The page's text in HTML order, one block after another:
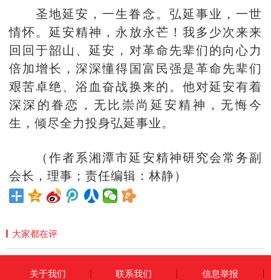
圣地延安，一生眷念。弘延事业，一世
情怀。延安精神，永放永芒！我多少次来来
回回于韶山、延安，对革命先辈们的向心力
倍加增长，深深懂得国富民强是革命先辈们
艰苦卓绝、浴血奋战换来的。他对延安有着
深深的眷恋，无比崇尚延安精神，无悔今
生，倾尽全力投身弘延事业。
（作者系湘潭市延安精神研究会常务副
会长，理事；责任编辑：林静）
大家都在评
关于我们 联系我们 信息举报